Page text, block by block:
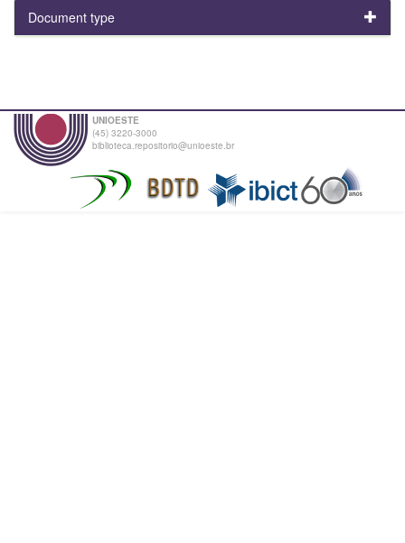
Document type
UNIOESTE
(45) 3220-3000
biblioteca.repositorio@unioeste.br